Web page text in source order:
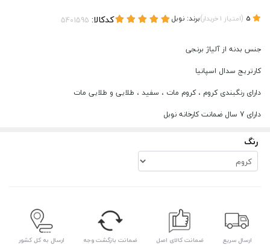
(امتیاز 1خریدار)برند: نوبل کدکالا:
جنس بدنه از آلیاژ برنجی
کارتریج سدال اسپانیا
دارای رنگبندی کروم ، کروم مات ، سفید ، طلایی و طلایی مات
دارای 7 سال ضمانت کارخانه نوبل
رنگ
ارسال سریع ضمانت کالای اصل ضمانت بازگشت وجه ارسال به کل کشور